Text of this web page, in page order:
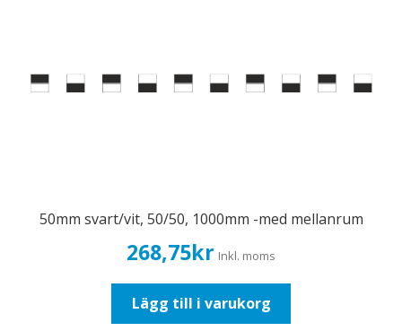
50mm svart/vit, 50/50, 1000mm -med mellanrum
268,75kr Inkl. moms
Lägg till i varukorg